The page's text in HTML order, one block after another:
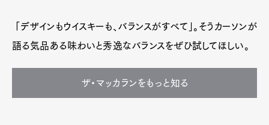
「デザインもウイスキーも、バランスがすべて」。そうカーソンが
語る気品ある味わいと秀逸なバランスをぜひ試してほしい。
ザ・マッカランをもっと知る